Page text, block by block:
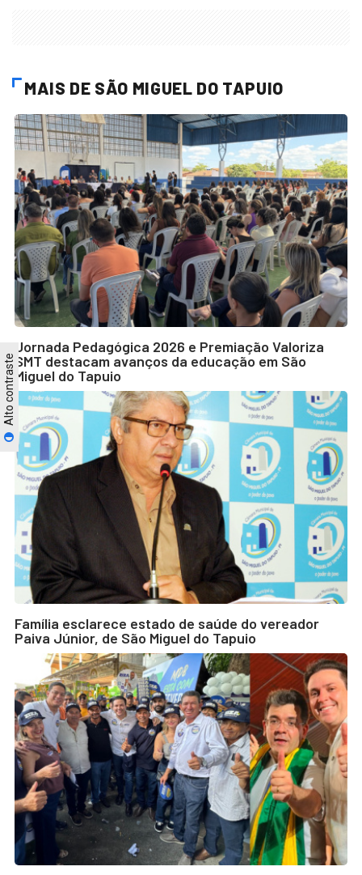
Alto contraste
MAIS DE SÃO MIGUEL DO TAPUIO
Jornada Pedagógica 2026 e Premiação Valoriza
SMT destacam avanços da educação em São
Miguel do Tapuio
Família esclarece estado de saúde do vereador
Paiva Júnior, de São Miguel do Tapuio